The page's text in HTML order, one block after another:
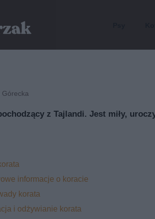
Górecka
z Tajlandi. Jest miły,
informacje o koracie
korata
i odżywianie korata